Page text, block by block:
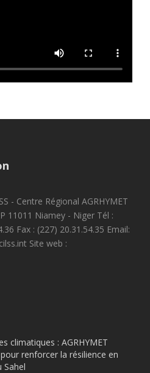
- Centre Régional AGRHYMET
11011 Niamey - Niger Tél :
Fax : (227) 20.31.54.35 Email:
Site web :
climatiques : AGRHYMET
renforcer la résilience en
Sahel